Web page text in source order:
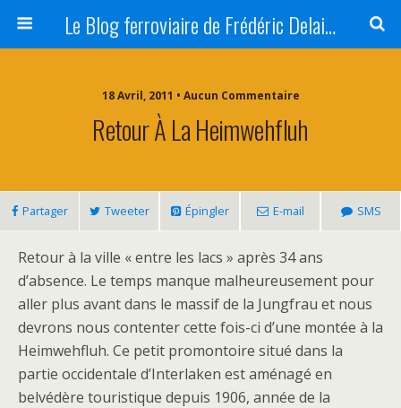
Le Blog ferroviaire de Frédéric Delaitre
18 Avril, 2011 • Aucun Commentaire
Retour À La Heimwehfluh
Partager Tweeter Épingler E-mail SMS
Retour à la ville « entre les lacs » après 34 ans
d’absence. Le temps manque malheureusement pour
aller plus avant dans le massif de la Jungfrau et nous
devrons nous contenter cette fois-ci d’une montée à la
Heimwehfluh. Ce petit promontoire situé dans la
partie occidentale d’Interlaken est aménagé en
belvédère touristique depuis 1906, année de la